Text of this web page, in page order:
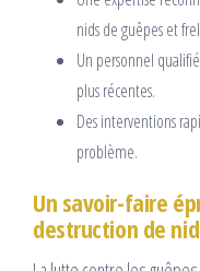
nids de guêpes et
Un personnel
plus récentes.
Des interventions
problème.
Un savoir-faire
destruction de